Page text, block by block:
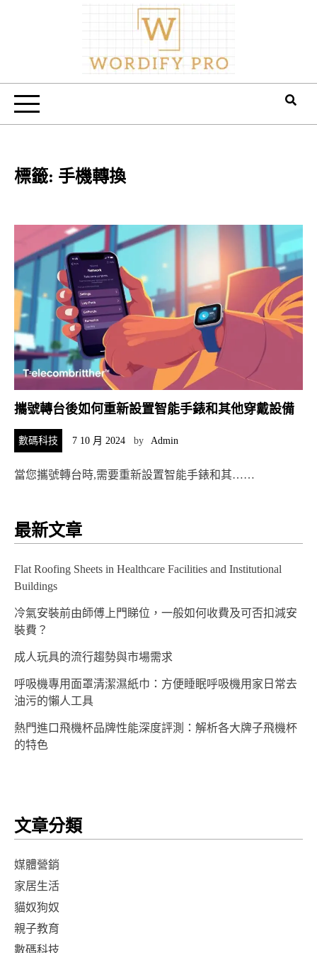
Wordify Pro
標籤: 手機轉換
攜號轉台後如何重新設置智能手錶和其他穿戴設備
數碼科技 7 10 月 2024 by Admin
當您攜號轉台時,需要重新設置智能手錶和其……
最新文章
Flat Roofing Sheets in Healthcare Facilities and Institutional
Buildings
冷氣安裝前由師傅上門睇位，一般如何收費及可否扣減安
裝費？
成人玩具的流行趨勢與市場需求
呼吸機專用面罩清潔濕紙巾：方便睡眠呼吸機用家日常去
油污的懶人工具
熱門進口飛機杯品牌性能深度評測：解析各大牌子飛機杯
的特色
文章分類
媒體營銷
家居生活
貓奴狗奴
親子教育
數碼科技